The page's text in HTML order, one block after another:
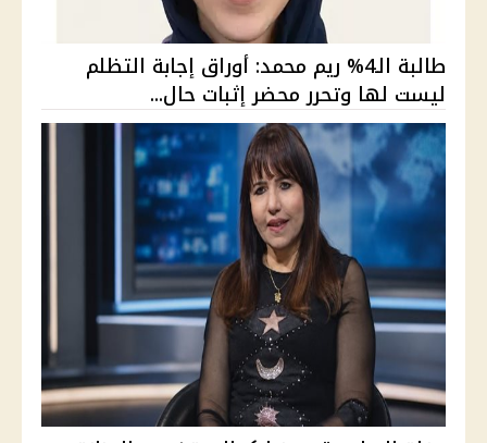
طالبة الـ4% ريم محمد: أوراق إجابة التظلم
ليست لها وتحرر محضر إثبات حال...